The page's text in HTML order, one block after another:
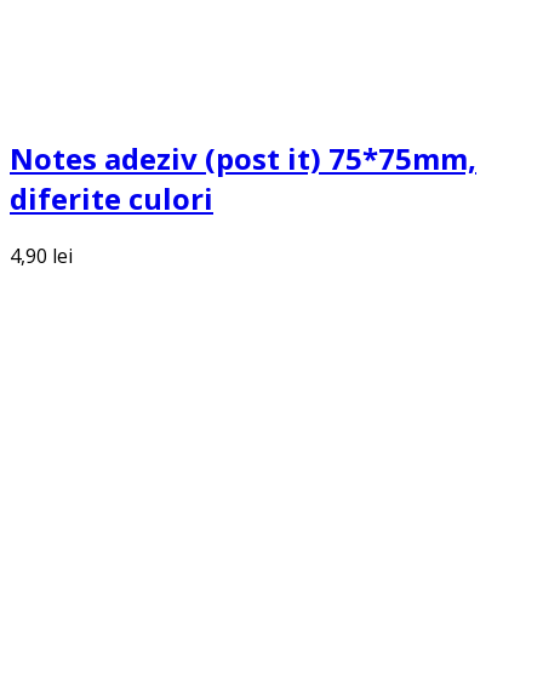
Notes adeziv (post it) 75*75mm,
diferite culori
4,90 lei